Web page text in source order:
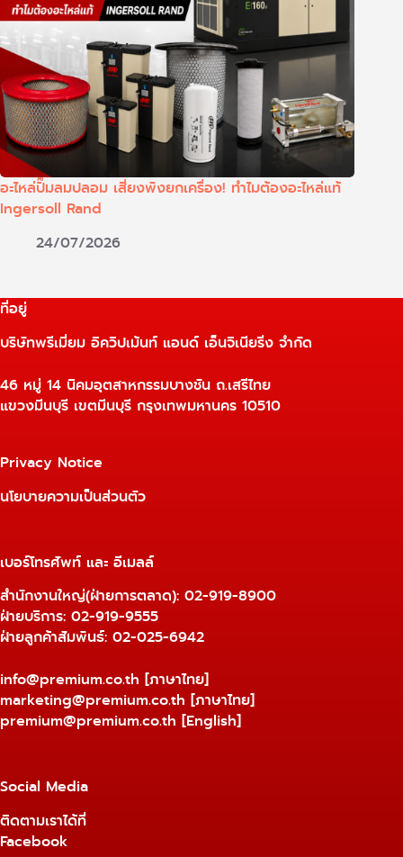
อะไหล่ปั๊มลมปลอม เสี่ยงพังยกเครื่อง! ทำไมต้องอะไหล่แท้
Ingersoll Rand
24/07/2026
ที่อยู่
บริษัทพรีเมี่ยม อิควิปเม้นท์ แอนด์ เอ็นจิเนียริ่ง จำกัด
46 หมู่ 14 นิคมอุตสาหกรรมบางชัน ถ.เสรีไทย
แขวงมีนบุรี เขตมีนบุรี กรุงเทพมหานคร 10510
Privacy Notice
นโยบายความเป็นส่วนตัว
เบอร์โทรศัพท์ และ อีเมลล์
สำนักงานใหญ่(ฝ่ายการตลาด): 02-919-8900
ฝ่ายบริการ: 02-919-9555
ฝ่ายลูกค้าสัมพันธ์: 02-025-6942
info@premium.co.th [ภาษาไทย]
marketing@premium.co.th [ภาษาไทย]
premium@premium.co.th [English]
Social Media
ติดตามเราได้ที่
Facebook